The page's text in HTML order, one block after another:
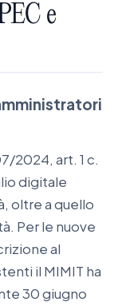
e
2024, art. 1 c.
digitale
oltre a quello
Per le nuove
al
il MIMIT ha
30 giugno